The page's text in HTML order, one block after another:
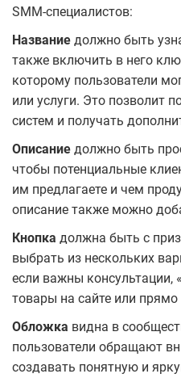
SMM-специалистов:
Название должно быть
также включить в него
которому пользователи
или услуги. Это позволит
систем и получать
Описание должно быть
чтобы потенциальные
им предлагаете и чем
описание также можно
Кнопка должна быть с
выбрать из нескольких
если важны консультации,
товары на сайте или прямо
Обложка видна в
пользователи обращают
создавать понятную и